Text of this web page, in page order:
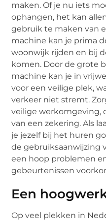
maken. Of je nu iets
ophangen, het kan
gebruik te maken van
machine kan je prima
woonwijk rijden en bij
komen. Door de grote
machine kan je in
voor een veilige plek,
verkeer niet stremt.
veilige werkomgeving,
van een zekering. Als
je jezelf bij het huren
de gebruiksaanwijzing
een hoop problemen
gebeurtenissen
Een
Op veel plekken in